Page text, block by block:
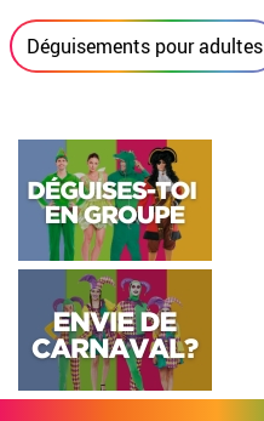
Déguisements pour adultes